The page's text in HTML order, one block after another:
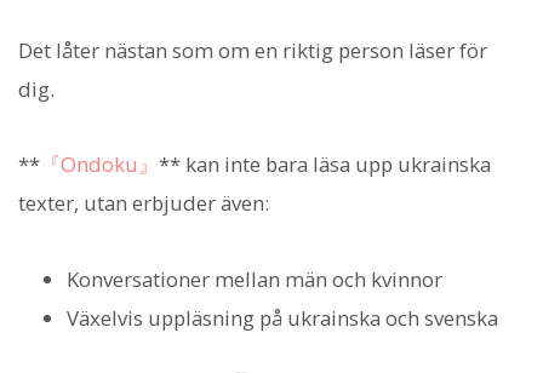
Det låter nästan som om en riktig person läser för
dig.
** 『Ondoku』 ** kan inte bara läsa upp ukrainska
texter, utan erbjuder även:
Konversationer mellan män och kvinnor
Växelvis uppläsning på ukrainska och svenska